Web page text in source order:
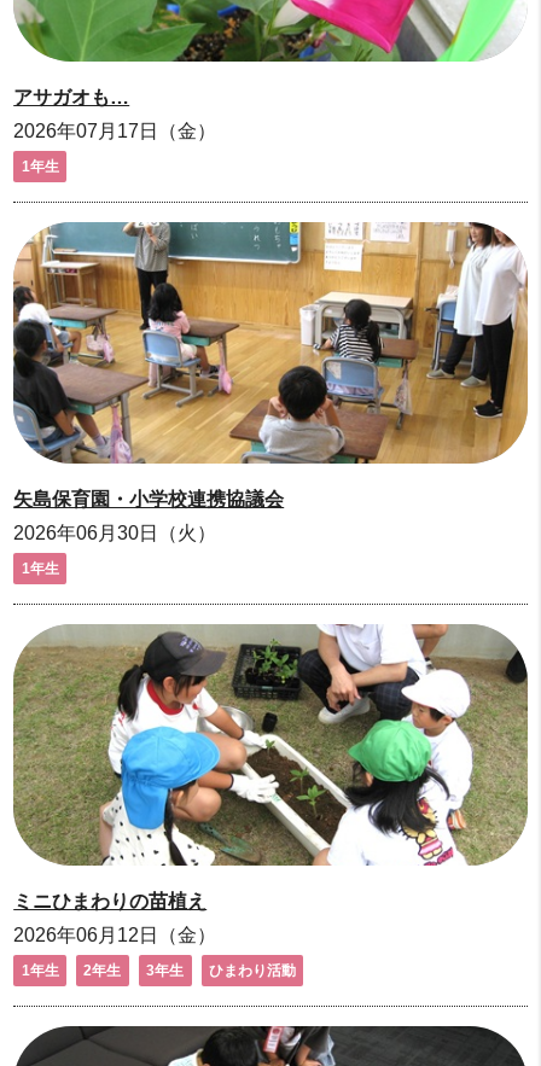
アサガオも…
2026年07月17日（金）
1年生
矢島保育園・小学校連携協議会
2026年06月30日（火）
1年生
ミニひまわりの苗植え
2026年06月12日（金）
1年生 2年生 3年生 ひまわり活動